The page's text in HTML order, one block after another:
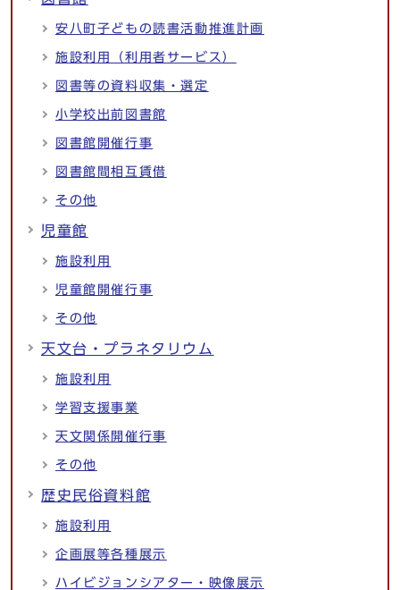
安八町子どもの読書活動推進計画
施設利用（利用者サービス）
図書等の資料収集・選定
小学校出前図書館
図書館開催行事
図書館間相互賃借
その他
児童館
施設利用
児童館開催行事
その他
天文台・プラネタリウム
施設利用
学習支援事業
天文関係開催行事
その他
歴史民俗資料館
施設利用
企画展等各種展示
ハイビジョンシアター・映像展示